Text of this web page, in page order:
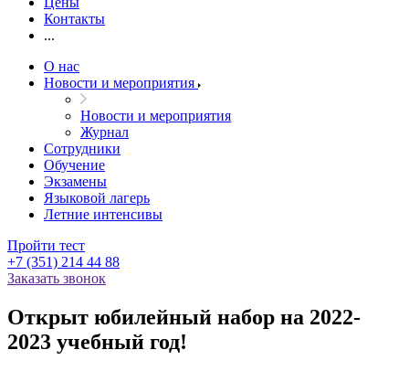
Контакты
...
О нас
Новости и мероприятия
Новости и мероприятия
Журнал
Сотрудники
Обучение
Экзамены
Языковой лагерь
Летние интенсивы
Пройти тест
+7 (351) 214 44 88
Заказать звонок
Открыт юбилейный набор на 2022-
2023 учебный год!